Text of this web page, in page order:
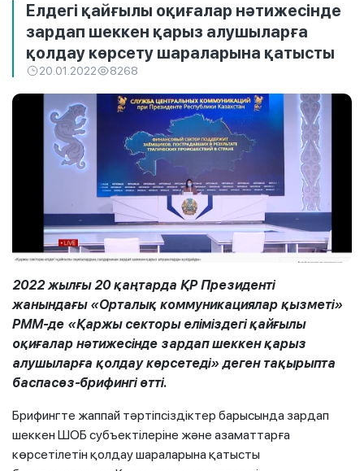
Елдегі қайғылы оқиғалар нәтижесінде
зардап шеккен қарыз алушыларға
қолдау көрсету шараларына қатысты
20.01.2022 8268
2022 жылғы 20 қаңтарда ҚР Президенті
жанындағы «Орталық коммуникациялар қызметі»
РММ-де «Қаржы секторы еліміздегі қайғылы
оқиғалар нәтижесінде зардап шеккен қарыз
алушыларға қолдау көрсетеді» деген тақырыпта
баспасөз-брифингі өтті.
Брифингте жаппай тәртіпсіздіктер барысында зардап
шеккен ШОБ субъектілеріне және азаматтарға
көрсетілетін қолдау шараларына қатысты